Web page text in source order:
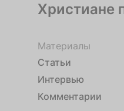
Христиане
Материалы
Статьи
Интервью
Комментарии